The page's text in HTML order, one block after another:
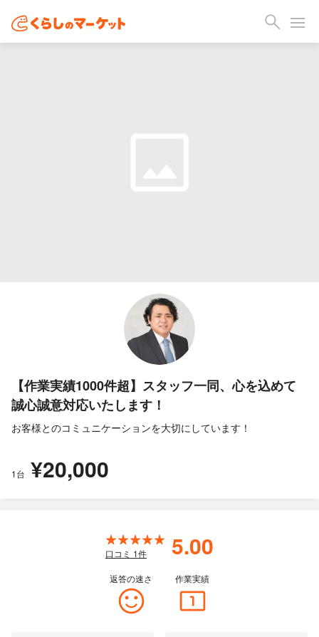
【作業実績1000件超】スタッフ一同、心を込めて
誠心誠意対応いたします！
お客様とのコミュニケーションを大切にしています！
1台 ¥20,000
口コミ 1件 5.00
返答の速さ 作業実績